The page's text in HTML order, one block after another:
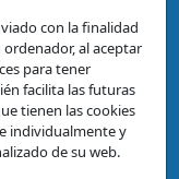
con la finalidad
al aceptar
para tener
facilita las futuras
tienen las cookies
individualmente y
de su web.